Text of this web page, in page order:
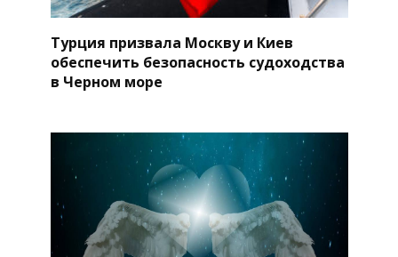
Турция призвала Москву и Киев
обеспечить безопасность судоходства
в Черном море